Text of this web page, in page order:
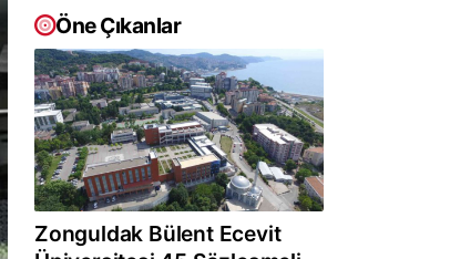
Öne Çıkanlar
Zonguldak Bülent Ecevit